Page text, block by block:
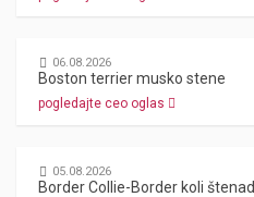
06.08.2026
Boston terrier musko stene
pogledajte ceo oglas
05.08.2026
Border Collie-Border koli štenad